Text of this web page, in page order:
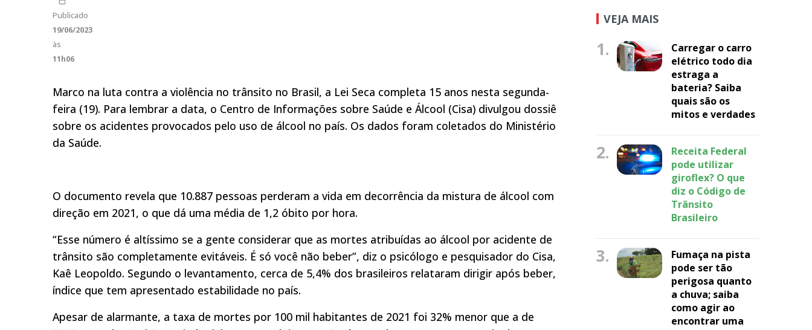
Publicado
19/06/2023
às
11h06
Marco na luta contra a violência no trânsito no Brasil, a Lei Seca completa 15 anos nesta segunda-
feira (19). Para lembrar a data, o Centro de Informações sobre Saúde e Álcool (Cisa) divulgou dossiê
sobre os acidentes provocados pelo uso de álcool no país. Os dados foram coletados do Ministério
da Saúde.
O documento revela que 10.887 pessoas perderam a vida em decorrência da mistura de álcool com
direção em 2021, o que dá uma média de 1,2 óbito por hora.
“Esse número é altíssimo se a gente considerar que as mortes atribuídas ao álcool por acidente de
trânsito são completamente evitáveis. É só você não beber”, diz o psicólogo e pesquisador do Cisa,
Kaê Leopoldo. Segundo o levantamento, cerca de 5,4% dos brasileiros relataram dirigir após beber,
índice que tem apresentado estabilidade no país.
Apesar de alarmante, a taxa de mortes por 100 mil habitantes de 2021 foi 32% menor que a de
VEJA MAIS
1.
Carregar o carro
elétrico todo dia
estraga a
bateria? Saiba
quais são os
mitos e verdades
2.
Receita Federal
pode utilizar
giroflex? O que
diz o Código de
Trânsito
Brasileiro
3.
Fumaça na pista
pode ser tão
perigosa quanto
a chuva; saiba
como agir ao
encontrar uma